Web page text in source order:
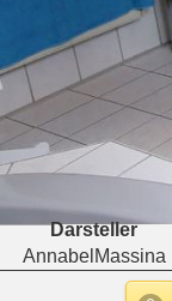
Darsteller
AnnabelMassina